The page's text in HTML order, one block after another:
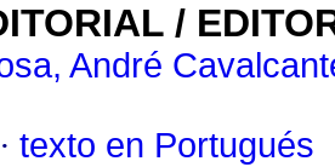
/
André
· texto en Portugués